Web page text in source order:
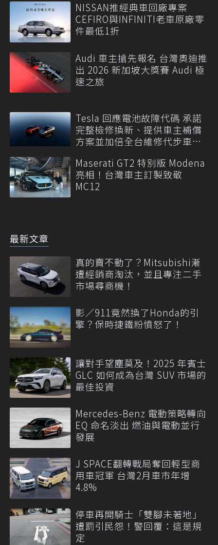
NISSAN推經典車回廠專案
CEFIRO與INFINITI老車原廠零
件最低1折
Audi 車主搶先報名 台灣奧迪推
出 2026 新加坡大獎賽 Audi 極
速之旅
Tesla 回應電池故障代碼 承諾
完整檢修換新、提供車主補償
方案並加倍全台維修代步車數
Maserati GT2 特別版 Modena
亮相！台灣車主訂製致敬
MC12
最新文章
真的賣不動了？Mitsubishi漸
遭經銷商淘汰，並且專注二手
市場尋商機！
影／911竟然換了Honda的引
擎？保時捷鐵粉憤怒了！
讓對手望塵莫及！2025 年賓士
GLC 如何成為台灣 SUV 市場的
最佳投資
Mercedes-Benz 電動策略轉向
EQ 命名淡出 燃油與電動並行
發展
J SPACE翻轉戰局奪回輕型商
用車冠軍 台灣2月車市年增
4.8%
停車再開騎士「雙腳未著地」
遭罰引民怨！警回覆：這是規
定